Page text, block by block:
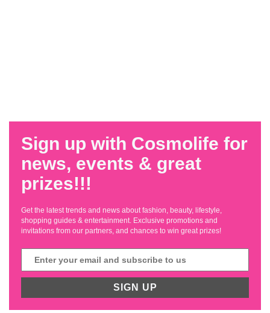
Sign up with Cosmolife for
news, events & great
prizes!!!
Get the latest trends and news about fashion, beauty, lifestyle,
shopping guides & entertainment. Exclusive promotions and
invitations from our partners, and chances to win great prizes!
SIGN UP